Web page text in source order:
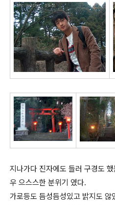
지나가다 진자에도 들러 구경도
우 으스스한 분위기 였다.
가로등도 듬성듬성있고 밝지도 않